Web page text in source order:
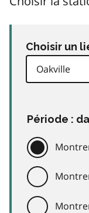
Choisir un
Période :